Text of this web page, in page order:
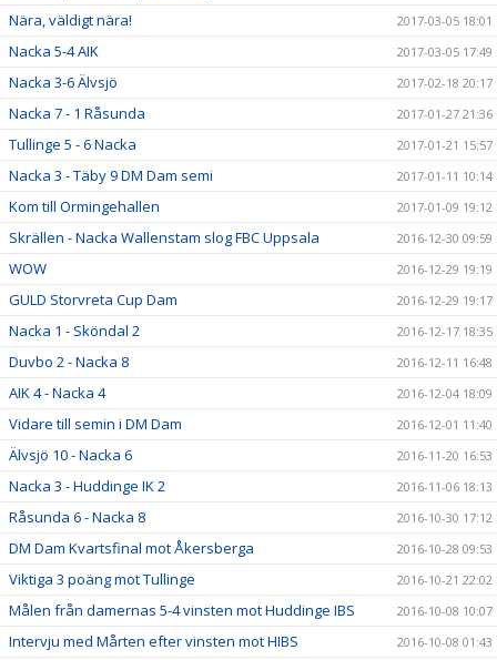
Nära, väldigt nära! 2017-03-05 18:01
Nacka 5-4 AIK 2017-03-05 17:49
Nacka 3-6 Älvsjö 2017-02-18 20:17
Nacka 7 - 1 Råsunda 2017-01-27 21:36
Tullinge 5 - 6 Nacka 2017-01-21 15:57
Nacka 3 - Täby 9 DM Dam semi 2017-01-11 10:14
Kom till Ormingehallen 2017-01-09 19:12
Skrällen - Nacka Wallenstam slog FBC Uppsala 2016-12-30 09:59
WOW 2016-12-29 19:19
GULD Storvreta Cup Dam 2016-12-29 19:17
Nacka 1 - Sköndal 2 2016-12-17 18:35
Duvbo 2 - Nacka 8 2016-12-11 16:48
AIK 4 - Nacka 4 2016-12-04 18:09
Vidare till semin i DM Dam 2016-12-01 11:40
Älvsjö 10 - Nacka 6 2016-11-20 16:53
Nacka 3 - Huddinge IK 2 2016-11-06 18:13
Råsunda 6 - Nacka 8 2016-10-30 17:12
DM Dam Kvartsfinal mot Åkersberga 2016-10-28 09:53
Viktiga 3 poäng mot Tullinge 2016-10-21 22:02
Målen från damernas 5-4 vinsten mot Huddinge IBS 2016-10-08 10:07
Intervju med Mårten efter vinsten mot HIBS 2016-10-08 01:43